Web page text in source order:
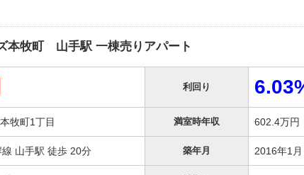
本牧町 山手駅 一棟売りアパート
利回り
牧町1丁目 満室時年収 602.4万円
山手駅 徒歩 20分 築年月 2016年1